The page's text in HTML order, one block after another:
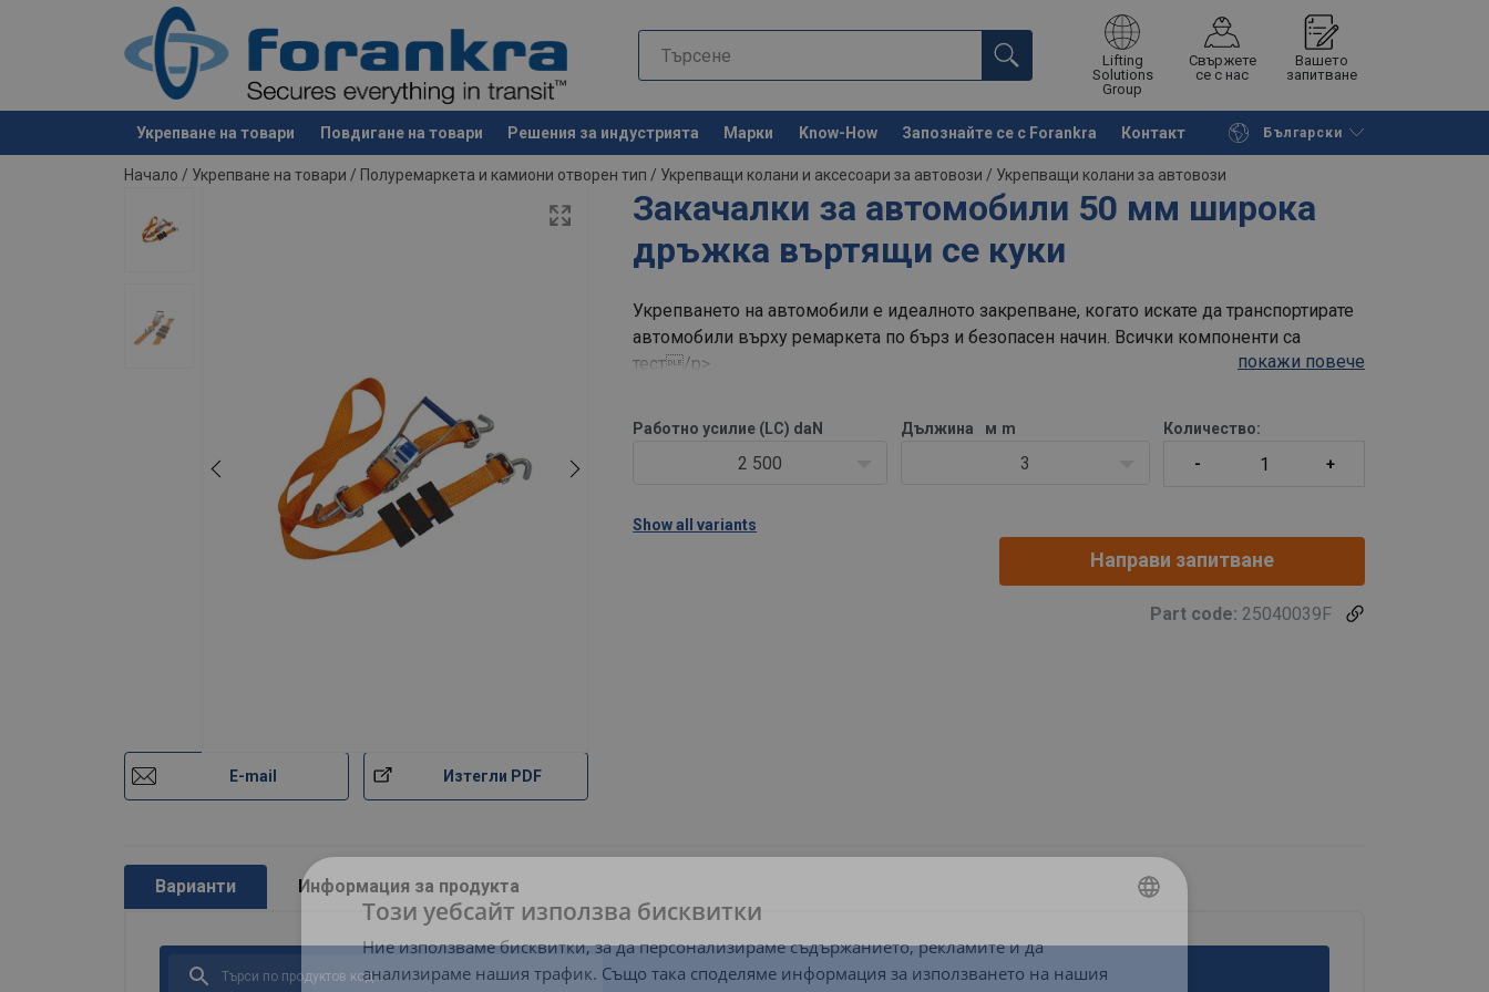
Lifting
Solutions
Group
Свържете
се с нас
Вашето
запитване
Укрепване на товари Повдигане на товари Решения за индустрията Марки Know-How Запознайте се с Forankra Контакт Български
е добавен към вашето запитване Останете на страницата Поискайте оферта
Начало / Укрепване на товари / Полуремаркета и камиони отворен тип / Укрепващи колани и аксесоари за автовози / Укрепващи колани за автовози
Закачалки за автомобили 50 мм широка
дръжка въртящи се куки
E-mail Изтегли PDF
Укрепването на автомобили е идеалното закрепване, когато искате да транспортирате
автомобили върху ремаркета по бърз и безопасен начин. Всички компоненти са
тест/p>
покажи повече
Работно усилие (LC) daN
2 500
Дължина м m
3
Количество:
Show all variants
Направи запитване
Part code: 25040039F
Варианти Информация за продукта
Материал:
Маркировка:
BULGARIAN
ENGLISH TRANSLATION
Този уебсайт използва бисквитки
Ние използваме бисквитки, за да персонализираме съдържанието, рекламите и да
анализираме нашия трафик. Също така споделяме информация за използването на нашия